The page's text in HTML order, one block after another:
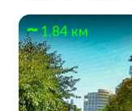
1.84 км